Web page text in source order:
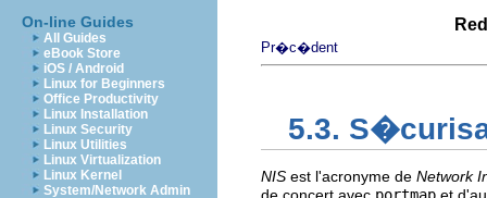
On-line Guides
All Guides
eBook Store
iOS / Android
Linux for Beginners
Office Productivity
Linux Installation
Linux Security
Linux Utilities
Linux Virtualization
Linux Kernel
System/Network Admin
Pr�c�dent
5.3.
NIS est l'acronyme de Network